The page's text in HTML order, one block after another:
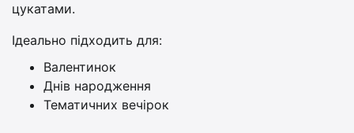
цукатами.
Ідеально підходить для:
Валентинок
Днів народження
Тематичних вечірок